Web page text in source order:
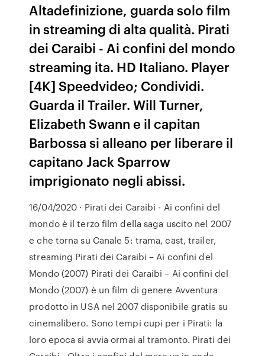
Altadefinizione, guarda solo film
in streaming di alta qualità. Pirati
dei Caraibi - Ai confini del mondo
streaming ita. HD Italiano. Player
[4K] Speedvideo; Condividi.
Guarda il Trailer. Will Turner,
Elizabeth Swann e il capitan
Barbossa si alleano per liberare il
capitano Jack Sparrow
imprigionato negli abissi.
16/04/2020 · Pirati dei Caraibi - Ai confini del
mondo è il terzo film della saga uscito nel 2007
e che torna su Canale 5: trama, cast, trailer,
streaming Pirati dei Caraibi – Ai confini del
Mondo (2007) Pirati dei Caraibi – Ai confini del
Mondo (2007) è un film di genere Avventura
prodotto in USA nel 2007 disponibile gratis su
cinemalibero. Sono tempi cupi per i Pirati: la
loro epoca si avvia ormai al tramonto. Pirati dei